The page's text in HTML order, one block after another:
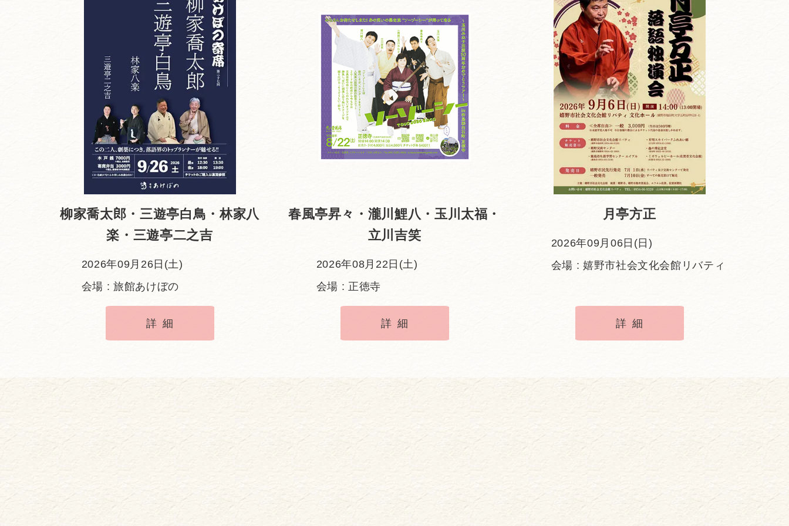
柳家喬太郎・三遊亭白鳥・林家八
楽・三遊亭二之吉
2026年09月26日(土)
会場 : 旅館あけぼの
詳細
春風亭昇々・瀧川鯉八・玉川太福・
立川吉笑
2026年08月22日(土)
会場 : 正徳寺
詳細
月亭方正
2026年09月06日(日)
会場 : 嬉野市社会文化会館リバティ
詳細